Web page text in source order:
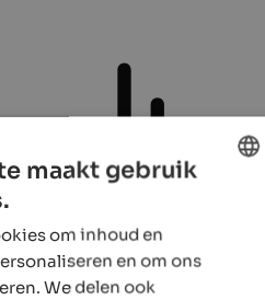
maakt gebruik
om inhoud en
en om ons
We delen ook